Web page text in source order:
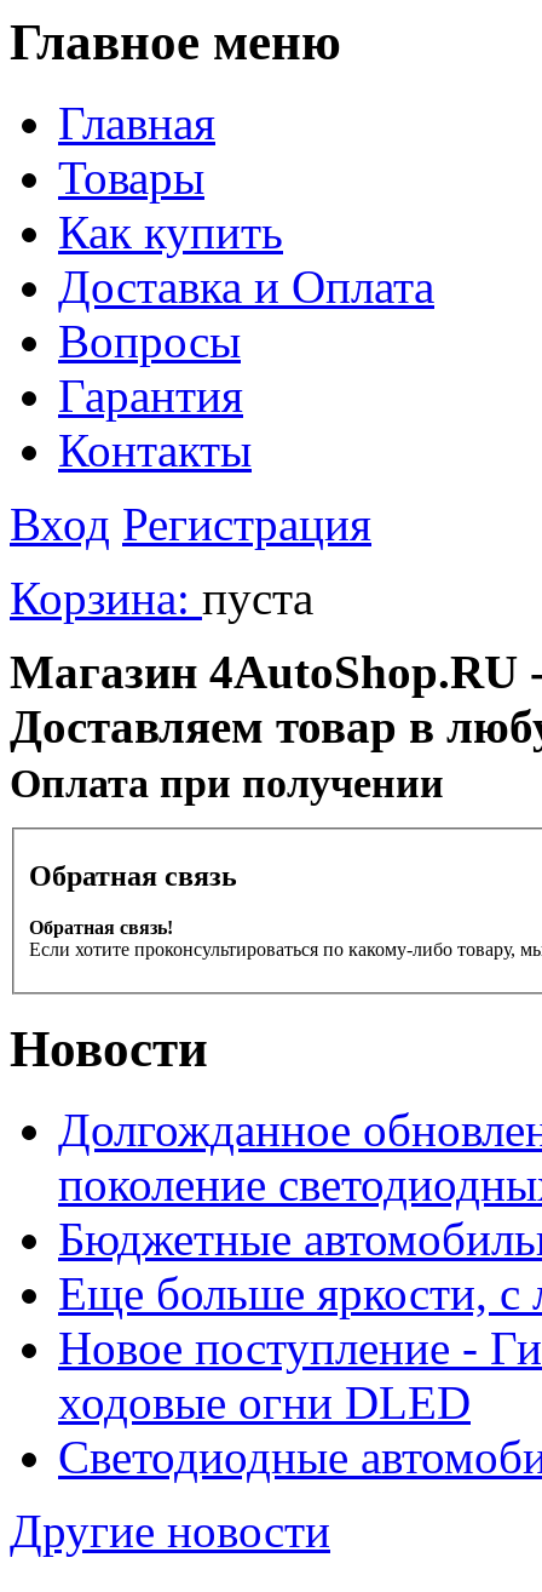
Главное меню
Главная
Товары
Как купить
Доставка и Оплата
Вопросы
Гарантия
Контакты
Вход Регистрация
Корзина: пуста
Магазин 4AutoShop.RU
Доставляем товар в
Оплата при получении
Обратная связь
Обратная связь!
Если хотите проконсультироваться по какому-либо товару,
Новости
Долгожданное
поколение
Бюджетные
Еще больше яркости,
Новое поступление -
ходовые огни DLED
Светодиодные
Другие новости